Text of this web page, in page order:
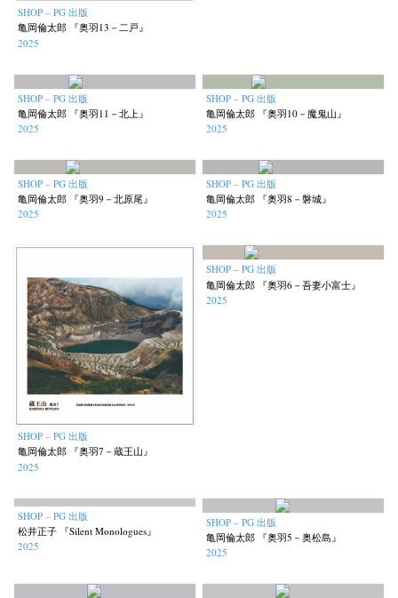
SHOP – PG 出版
亀岡倫太郎 『奥羽13－二戸』
2025
SHOP – PG 出版
亀岡倫太郎 『奥羽11－北上』
2025
SHOP – PG 出版
亀岡倫太郎 『奥羽10－魔鬼山』
2025
SHOP – PG 出版
亀岡倫太郎 『奥羽9－北原尾』
2025
SHOP – PG 出版
亀岡倫太郎 『奥羽8－磐城』
2025
SHOP – PG 出版
亀岡倫太郎 『奥羽7－蔵王山』
2025
SHOP – PG 出版
亀岡倫太郎 『奥羽6－吾妻小富士』
2025
SHOP – PG 出版
松井正子 『Silent Monologues』
2025
SHOP – PG 出版
亀岡倫太郎 『奥羽5－奥松島』
2025